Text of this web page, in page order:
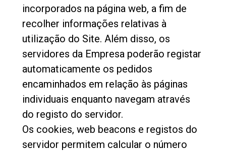
incorporados na página web, a fim de
recolher informações relativas à
utilização do Site. Além disso, os
servidores da Empresa poderão registar
automaticamente os pedidos
encaminhados em relação às páginas
individuais enquanto navegam através
do registo do servidor.
Os cookies, web beacons e registos do
servidor permitem calcular o número